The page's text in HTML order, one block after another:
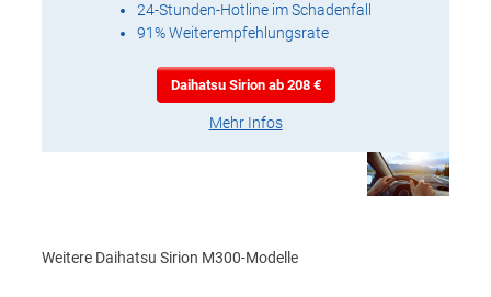
24-Stunden-Hotline im Schadenfall
91% Weiterempfehlungsrate
Daihatsu Sirion ab 208 €
Mehr Infos
Weitere Daihatsu Sirion M300-Modelle